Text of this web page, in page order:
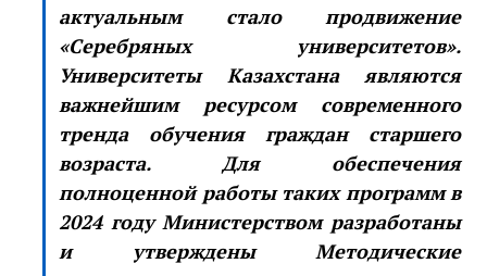
актуальным стало продвижение
«Серебряных университетов».
Университеты Казахстана являются
важнейшим ресурсом современного
тренда обучения граждан старшего
возраста. Для обеспечения
полноценной работы таких программ в
2024 году Министерством разработаны
и утверждены Методические